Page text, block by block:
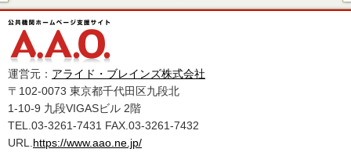
運営元： アライド・ブレインズ株式会社
〒102-0073 東京都千代田区九段北
1-10-9 九段VIGASビル 2階
TEL.03-3261-7431 FAX.03-3261-7432
URL. https://www.aao.ne.jp/